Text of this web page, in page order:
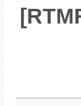
载防录屏
视频加密
录屏/防篡改
提升企业形象
客论坛，添加视频